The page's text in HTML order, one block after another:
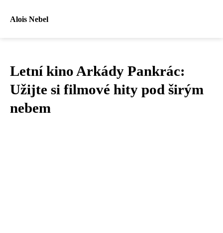
Alois Nebel
Letní kino Arkády Pankrác:
Užijte si filmové hity pod širým
nebem